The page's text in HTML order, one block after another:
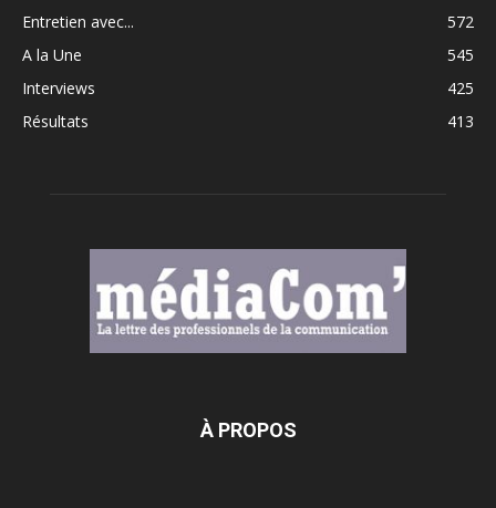
Entretien avec...
572
A la Une
545
Interviews
425
Résultats
413
À PROPOS